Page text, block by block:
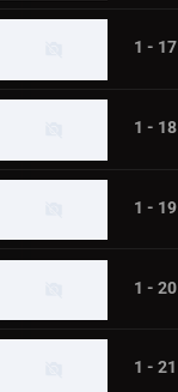
1 - 17
1 - 18
1 - 19
1 - 20
1 - 21